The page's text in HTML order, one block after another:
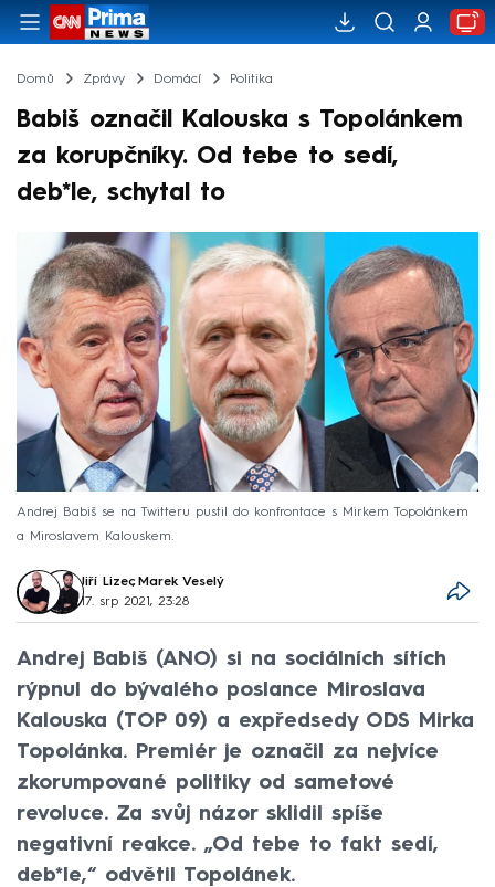
Domů Zprávy Domácí Politika
Babiš označil Kalouska s Topolánkem
za korupčníky. Od tebe to sedí,
deb*le, schytal to
Andrej Babiš se na Twitteru pustil do konfrontace s Mirkem Topolánkem
a Miroslavem Kalouskem.
Jiří Lizec, Marek Veselý
17. srp 2021, 23:28
Andrej Babiš (ANO) si na sociálních sítích
rýpnul do bývalého poslance Miroslava
Kalouska (TOP 09) a expředsedy ODS Mirka
Topolánka. Premiér je označil za nejvíce
zkorumpované politiky od sametové
revoluce. Za svůj názor sklidil spíše
negativní reakce. „Od tebe to fakt sedí,
deb*le,“ odvětil Topolánek.